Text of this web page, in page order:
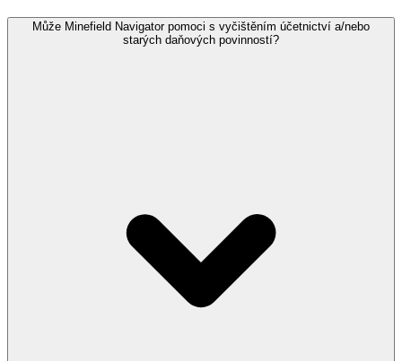
Může Minefield Navigator pomoci s vyčištěním účetnictví a/nebo
starých daňových povinností?